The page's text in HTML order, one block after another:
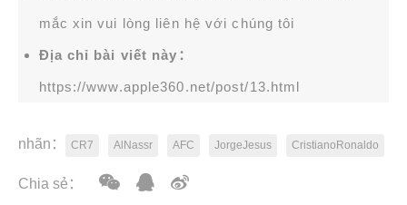
mắc xin vui lòng liên hệ với chúng tôi
Địa chỉ bài viết này：
https://www.apple360.net/post/13.html
nhãn： CR7 AlNassr AFC JorgeJesus CristianoRonaldo
Chia sẻ：